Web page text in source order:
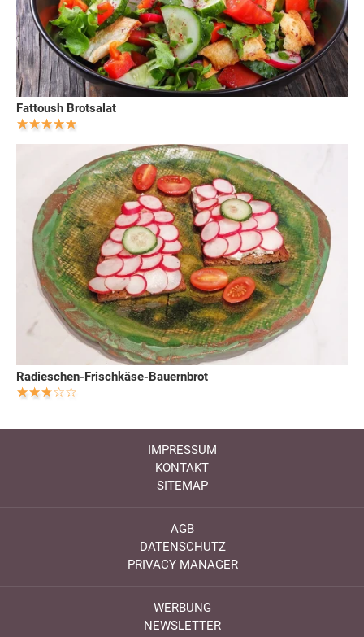
Fattoush Brotsalat
Radieschen-Frischkäse-Bauernbrot
IMPRESSUM
KONTAKT
SITEMAP
AGB
DATENSCHUTZ
PRIVACY MANAGER
WERBUNG
NEWSLETTER